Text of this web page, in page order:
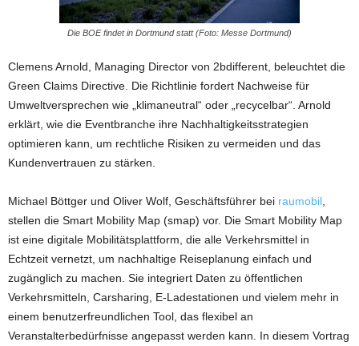
Die BOE findet in Dortmund statt (Foto: Messe Dortmund)
Clemens Arnold, Managing Director von 2bdifferent, beleuchtet die
Green Claims Directive. Die Richtlinie fordert Nachweise für
Umweltversprechen wie „klimaneutral“ oder „recycelbar“. Arnold
erklärt, wie die Eventbranche ihre Nachhaltigkeitsstrategien
optimieren kann, um rechtliche Risiken zu vermeiden und das
Kundenvertrauen zu stärken.
Michael Böttger und Oliver Wolf, Geschäftsführer bei raumobil
stellen die Smart Mobility Map (smap) vor. Die Smart Mobility Map
ist eine digitale Mobilitätsplattform, die alle Verkehrsmittel in
Echtzeit vernetzt, um nachhaltige Reiseplanung einfach und
zugänglich zu machen. Sie integriert Daten zu öffentlichen
Verkehrsmitteln, Carsharing, E-Ladestationen und vielem mehr in
einem benutzerfreundlichen Tool, das flexibel an
Veranstalterbedürfnisse angepasst werden kann. In diesem Vortrag